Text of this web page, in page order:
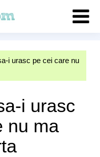
i urasc pe cei care nu
i urasc
nu ma